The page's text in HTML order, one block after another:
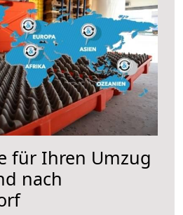
für Ihren Umzug
nach